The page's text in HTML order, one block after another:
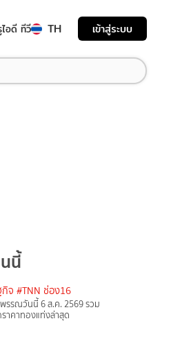
อดี ทีวี TH เข้าสู่ระบบ
นี้
กิจ #TNN ช่อง16
รรณวันนี้ 6 ส.ค. 2569 รวม
าคาทองแท่งล่าสุด